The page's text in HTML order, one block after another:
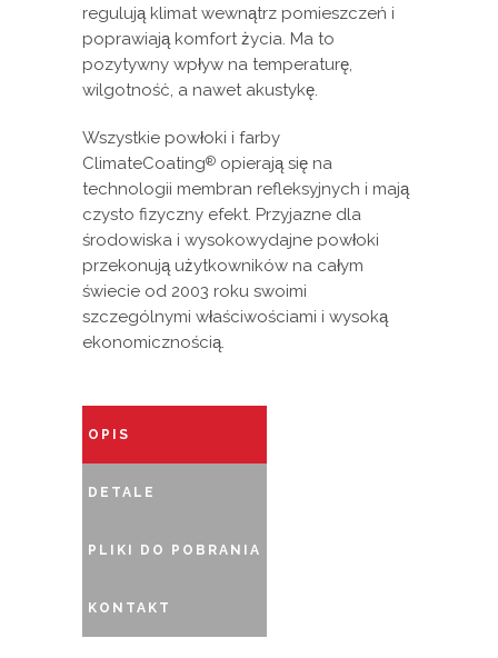
regulują klimat wewnątrz pomieszczeń i
poprawiają komfort życia. Ma to
pozytywny wpływ na temperaturę,
wilgotność, a nawet akustykę.
Wszystkie powłoki i farby
ClimateCoating® opierają się na
technologii membran refleksyjnych i mają
czysto fizyczny efekt. Przyjazne dla
środowiska i wysokowydajne powłoki
przekonują użytkowników na całym
świecie od 2003 roku swoimi
szczególnymi właściwościami i wysoką
ekonomicznością.
OPIS
DETALE
PLIKI DO POBRANIA
KONTAKT